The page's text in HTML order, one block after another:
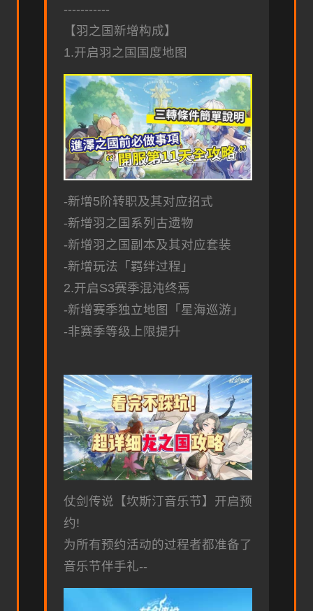
-----------
【羽之国新增构成】
1.开启羽之国国度地图
-新增5阶转职及其对应招式
-新增羽之国系列古遗物
-新增羽之国副本及其对应套装
-新增玩法「羁绊过程」
2.开启S3赛季混沌终焉
-新增赛季独立地图「星海巡游」
-非赛季等级上限提升
仗剑传说【坎斯汀音乐节】开启预
约!
为所有预约活动的过程者都准备了
音乐节伴手礼--